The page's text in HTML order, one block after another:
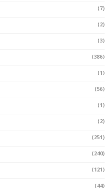
(7)
(2)
(3)
(386)
(1)
(56)
(1)
(2)
(251)
(240)
(121)
(44)